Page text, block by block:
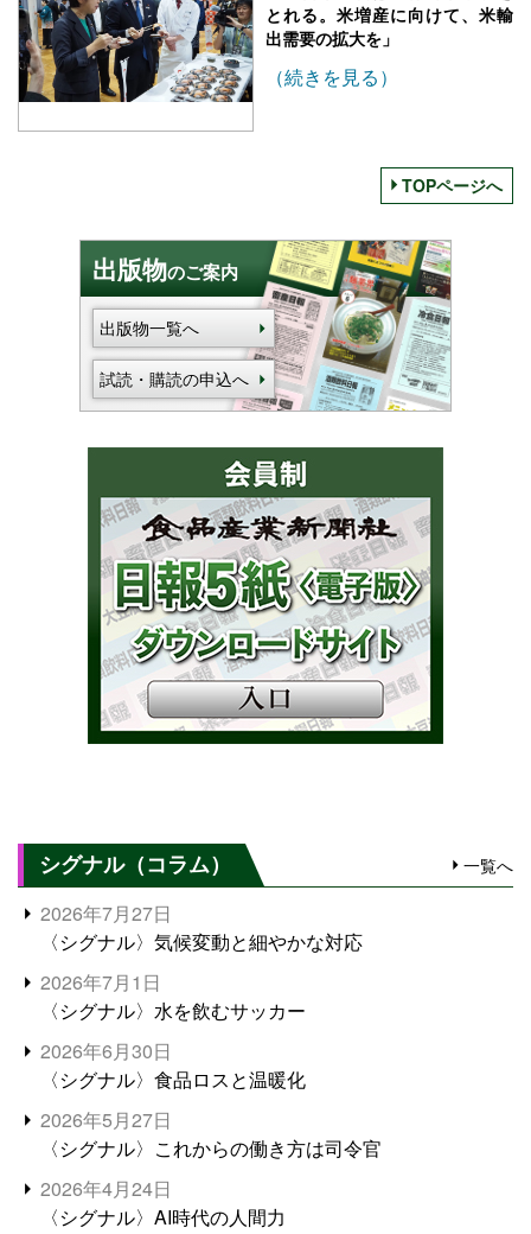
とれる。米増産に向けて、米輸
出需要の拡大を」
（続きを見る）
TOPページへ
出版物のご案内
出版物一覧へ
試読・購読の申込へ
シグナル（コラム） 一覧へ
2026年7月27日
〈シグナル〉気候変動と細やかな対応
2026年7月1日
〈シグナル〉水を飲むサッカー
2026年6月30日
〈シグナル〉食品ロスと温暖化
2026年5月27日
〈シグナル〉これからの働き方は司令官
2026年4月24日
〈シグナル〉AI時代の人間力